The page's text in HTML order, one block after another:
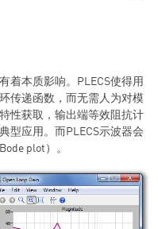
着本质影响。PLECS使得用
传递函数，而无需人为对模
性获取，输出端等效阻抗计
型应用。而PLECS示波器会
plot）。